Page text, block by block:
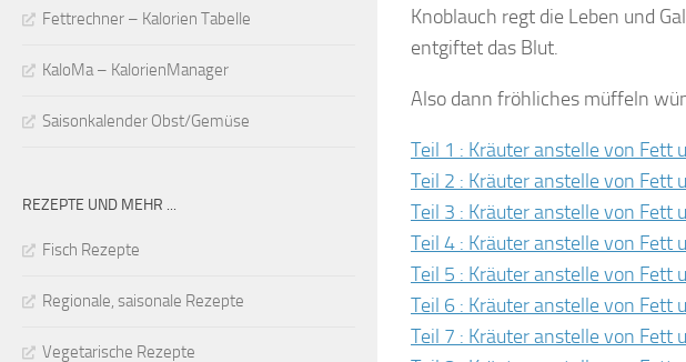
Knoblauch regt die Leben und
entgiftet das Blut.
Also dann fröhliches müffeln
Teil 1 : Kräuter anstelle von Fett
Teil 2 : Kräuter anstelle von Fett
Teil 3 : Kräuter anstelle von Fett
Teil 4 : Kräuter anstelle von Fett
Teil 5 : Kräuter anstelle von Fett
Teil 6 : Kräuter anstelle von Fett
Teil 7 : Kräuter anstelle von Fett
Fettrechner – Kalorien Tabelle
KaloMa – KalorienManager
Saisonkalender Obst/Gemüse
REZEPTE UND MEHR ...
Fisch Rezepte
Regionale, saisonale Rezepte
Vegetarische Rezepte